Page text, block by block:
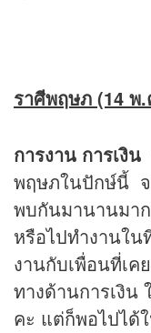
ราศีพฤษภ (14 พ
การงาน การเงิน
พฤษภในปักษ์นี้ จ
พบกันมานานมา
หรือไปทำงานใ
งานกับเพื่อนที่เ
ทางด้านการเงิน
คะ แต่ก็พอไปได้